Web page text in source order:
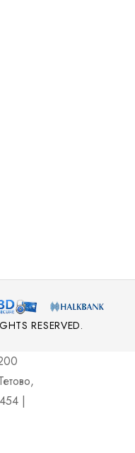
RESERVED.
|